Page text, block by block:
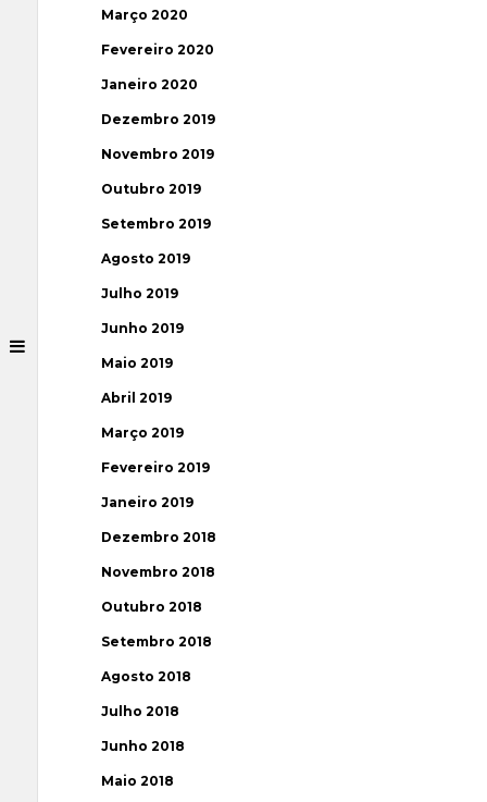
Março 2020
Fevereiro 2020
Janeiro 2020
Dezembro 2019
Novembro 2019
Outubro 2019
Setembro 2019
Agosto 2019
Julho 2019
Junho 2019
Maio 2019
Abril 2019
Março 2019
Fevereiro 2019
Janeiro 2019
Dezembro 2018
Novembro 2018
Outubro 2018
Setembro 2018
Agosto 2018
Julho 2018
Junho 2018
Maio 2018